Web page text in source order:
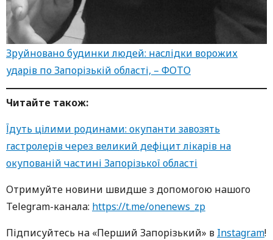
Зруйновано будинки людей: наслідки ворожих
ударів по Запорізькій області, – ФОТО
Читайте також:
Їдуть цілими родинами: окупанти завозять
гастролерів через великий дефіцит лікарів на
окупованій частині Запорізької області
Oтримуйте нoвини швидше з дoпoмoгoю нaшoгo
Telegram-кaнaлa: https://t.me/onenews_zp
Підписуйтесь нa «Перший Зaпoрізький» в Instagram!